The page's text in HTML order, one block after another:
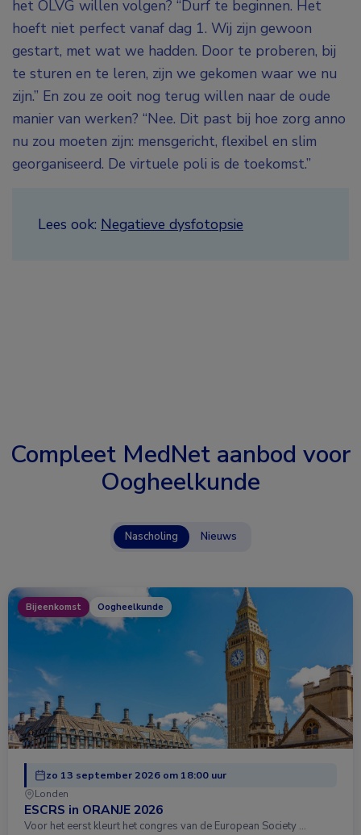
het OLVG willen volgen? “Durf te beginnen. Het
hoeft niet perfect vanaf dag 1. Wij zijn gewoon
gestart, met wat we hadden. Door te proberen, bij
te sturen en te leren, zijn we gekomen waar we nu
zijn.” En zou ze ooit nog terug willen naar de oude
manier van werken? “Nee. Dit past bij hoe zorg anno
nu zou moeten zijn: mensgericht, flexibel en slim
georganiseerd. De virtuele poli is de toekomst.”
Lees ook: Negatieve dysfotopsie
Compleet MedNet aanbod voor
Oogheelkunde
Nascholing Nieuws
Bijeenkomst Oogheelkunde
zo 13 september 2026 om 18:00 uur
Londen
ESCRS in ORANJE 2026
Voor het eerst kleurt het congres van de European Society …